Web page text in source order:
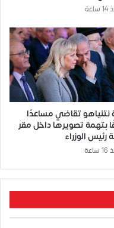
نتنياهو تقاضي مساعدًا
بتهمة تصويرها داخل مقر
رئيس الوزراء